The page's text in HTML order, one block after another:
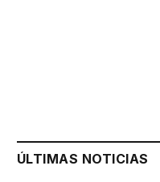
ÚLTIMAS NOTICIAS